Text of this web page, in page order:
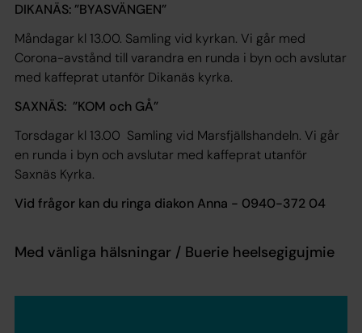
DIKANÄS: ”BYASVÄNGEN”
Måndagar kl 13.00. Samling vid kyrkan. Vi går med
Corona-avstånd till varandra en runda i byn och avslutar
med kaffeprat utanför Dikanäs kyrka.
SAXNÄS: ”KOM och GÅ”
Torsdagar kl 13.00 Samling vid Marsfjällshandeln. Vi går
en runda i byn och avslutar med kaffeprat utanför
Saxnäs Kyrka.
Vid frågor kan du ringa diakon Anna - 0940-372 04
Med vänliga hälsningar / Buerie heelsegigujmie